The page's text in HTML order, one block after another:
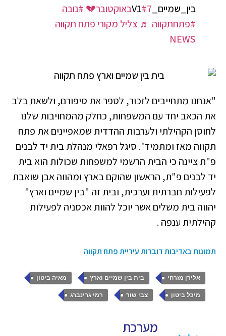
בין_שמיים_V1 #7באוקטובר💔
#נובה
#פתחתקווה ♬ צליל מקורי פתח תקווה
NEWS
"אנחנו מתחייבים לזכור, לספר את סיפורם, ולשאת בלב
את הכאב יחד עם המשפחות, כחלק מהמחויבות שלנו
לחוסן הקהילתי ולערבות ההדדית שמאפיינים את פתח
תקווה מאז ומתמיד". סיגל רפאלי מנהלת בית יד לבנים
פ"ת ציינה כי הבית הרשמי למשפחות שכולות הוא בית
יד לבנים פ"ת, הראשון שהוקם בארץ ומהווה אבן שואבת
לפעילות חברתית וערכית, ובית זה "בין שמיים וארץ"
יהווה בית משלים אשר יוכל להוות אכסניה לפעילות
קהילתית ענפה .
תמונות באדיבות דוברות עיריית פתח תקווה
אלירן מזרחי , בית בין שמיים וארץ , מאיה ביטון ,
מיכל ביטון , צבי שור , רמי גרינברג
מערכת